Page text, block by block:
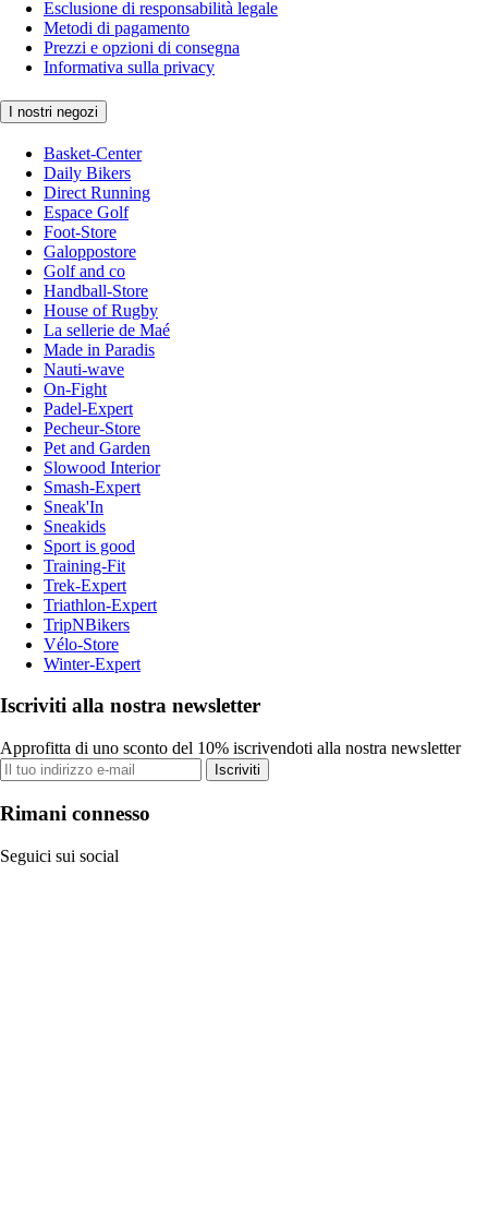
Esclusione di responsabilità legale
Metodi di pagamento
Prezzi e opzioni di consegna
Informativa sulla privacy
I nostri negozi
Basket-Center
Daily Bikers
Direct Running
Espace Golf
Foot-Store
Galoppostore
Golf and co
Handball-Store
House of Rugby
La sellerie de Maé
Made in Paradis
Nauti-wave
On-Fight
Padel-Expert
Pecheur-Store
Pet and Garden
Slowood Interior
Smash-Expert
Sneak'In
Sneakids
Sport is good
Training-Fit
Trek-Expert
Triathlon-Expert
TripNBikers
Vélo-Store
Winter-Expert
Iscriviti alla nostra newsletter
Approfitta di uno sconto del 10% iscrivendoti alla nostra newsletter
Iscriviti
Rimani connesso
Seguici sui social